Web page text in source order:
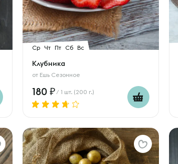
Ср Чт Пт Сб Вс
Клубника
от Ешь Сезонное
180 / 1 шт. (200 г.)